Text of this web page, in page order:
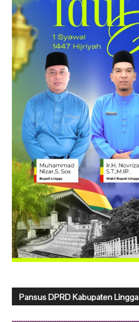
Pansus DPRD Kabupaten Lingga